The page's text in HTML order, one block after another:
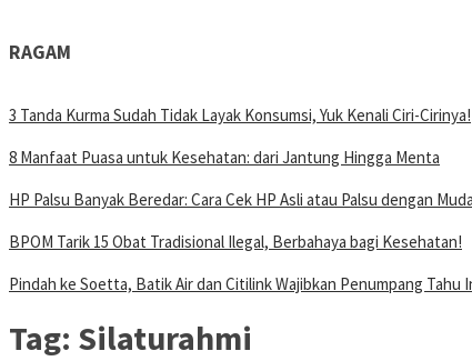
RAGAM
3 Tanda Kurma Sudah Tidak Layak Konsumsi, Yuk Kenali Ciri-Cirinya!
8 Manfaat Puasa untuk Kesehatan: dari Jantung Hingga Menta
HP Palsu Banyak Beredar: Cara Cek HP Asli atau Palsu dengan
BPOM Tarik 15 Obat Tradisional Ilegal, Berbahaya bagi Kesehatan!
Pindah ke Soetta, Batik Air dan Citilink Wajibkan Penumpang Tahu
Tag: Silaturahmi